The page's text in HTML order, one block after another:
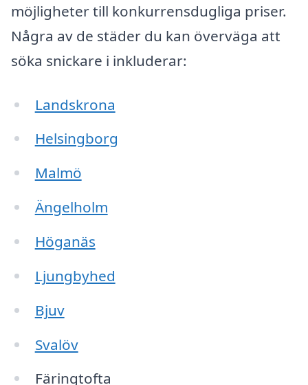
möjligheter till konkurrensdugliga priser.
Några av de städer du kan överväga att
söka snickare i inkluderar:
Landskrona
Helsingborg
Malmö
Ängelholm
Höganäs
Ljungbyhed
Bjuv
Svalöv
Färingtofta